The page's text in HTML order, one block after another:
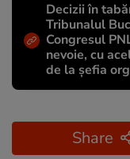
Decizii în
Tribunalul
Congresul
nevoie, cu
de la șefia
Share